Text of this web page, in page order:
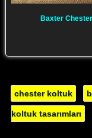
Baxter
chester koltuk
koltuk tasarımları